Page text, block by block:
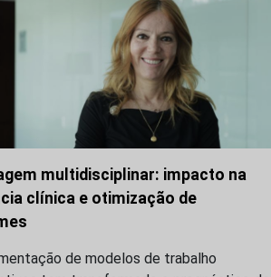
multidisciplinar: impacto na
clínica e otimização de
de modelos de trabalho